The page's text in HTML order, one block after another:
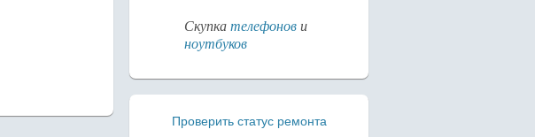
Скупкателефонови
ноутбуков
Проверить статус ремонта